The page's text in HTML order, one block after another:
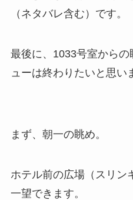
（ネタバレ含む）です。
最後に、1033号室から
ューは終わりたいと思い
まず、朝一の眺め。
ホテル前の広場（スリン
一望できます。